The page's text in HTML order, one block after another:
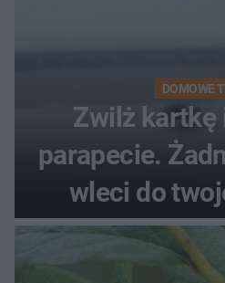
DOMOWE
Zwilż kartkę
parapecie.
wleci do